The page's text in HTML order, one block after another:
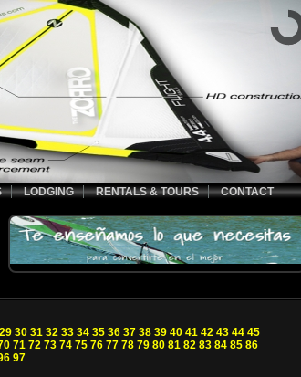
LODGING RENTALS & TOURS CONTACT
29 30 31 32 33 34 35 36 37 38 39 40 41 42 43 44 45
71 72 73 74 75 76 77 78 79 80 81 82 83 84 85 86
97